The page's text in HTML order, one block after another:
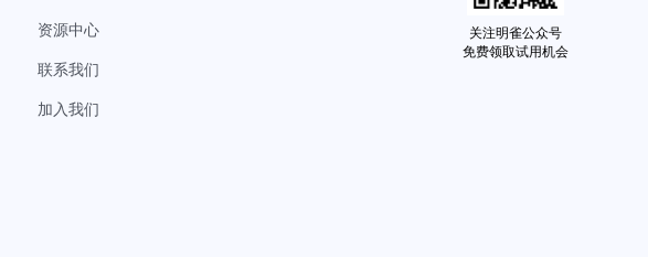
资源中心
联系我们
加入我们
关注明雀公众号
免费领取试用机会